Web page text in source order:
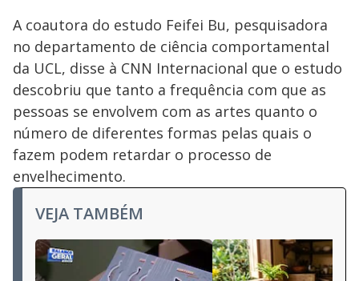
A coautora do estudo Feifei Bu, pesquisadora
no departamento de ciência comportamental
da UCL, disse à CNN Internacional que o estudo
descobriu que tanto a frequência com que as
pessoas se envolvem com as artes quanto o
número de diferentes formas pelas quais o
fazem podem retardar o processo de
envelhecimento.
VEJA TAMBÉM